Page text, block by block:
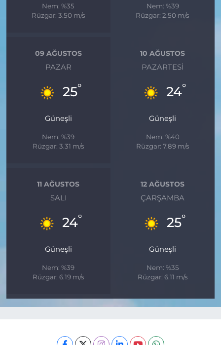
Nem: %35
Rüzgar: 3.50 m/s
Nem: %39
Rüzgar: 2.50 m/s
09 AĞUSTOS
PAZAR
25°
Güneşli
Nem: %39
Rüzgar: 3.31 m/s
10 AĞUSTOS
PAZARTESI
24°
Güneşli
Nem: %40
Rüzgar: 7.89 m/s
11 AĞUSTOS
SALI
24°
Güneşli
Nem: %39
Rüzgar: 6.19 m/s
12 AĞUSTOS
ÇARŞAMBA
25°
Güneşli
Nem: %35
Rüzgar: 6.11 m/s